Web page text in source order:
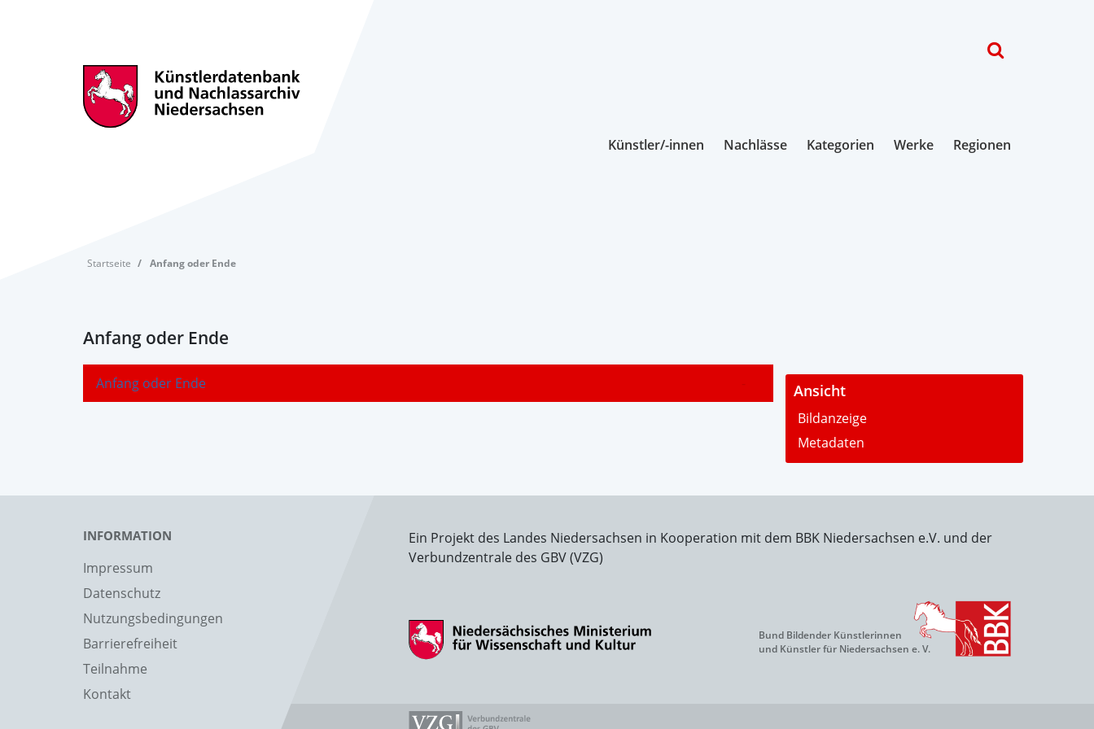
Künstler/-innen Nachlässe Kategorien Werke Regionen
Startseite Anfang oder Ende
Anfang oder Ende
Anfang oder Ende - Ansicht
Bildanzeige
Metadaten
INFORMATION
Impressum
Datenschutz
Nutzungsbedingungen
Barrierefreiheit
Teilnahme
Kontakt
Ein Projekt des Landes Niedersachsen in Kooperation mit dem BBK Niedersachsen e.V. und der
Verbundzentrale des GBV (VZG)
Bund Bildender Künstlerinnen
und Künstler für Niedersachsen e. V.